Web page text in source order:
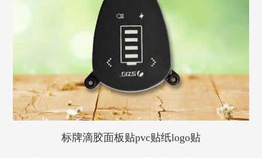
标牌滴胶面板贴pvc贴纸logo贴